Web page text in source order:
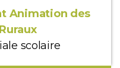
Animation des
scolaire